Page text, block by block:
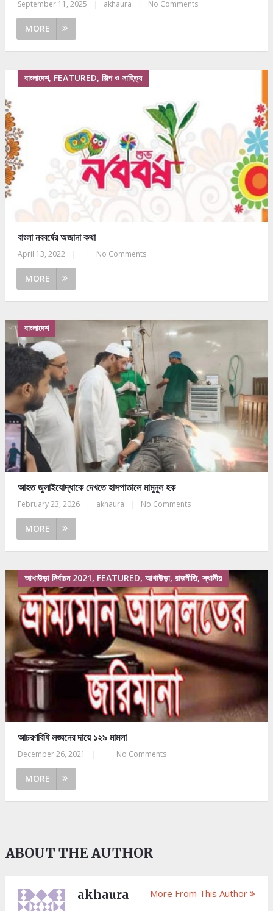
September 11, 2025 akhaura No Comments
MORE
বাংলাদেশ, FEATURED, শিল্প ও সাহিত্য
বাংলা নববর্ষের অজানা কথা
April 13, 2022 No Comments
MORE
বাংলাদেশ
আহত জুলাইযোদ্ধাকে দেখতে হাসপাতালে মামুনুল হক
February 23, 2026 akhaura No Comments
MORE
আখাউড়া নির্বাচন 2021, FEATURED, আখাউড়া, রাজনীতি, স্থানীয়
আচরণবিধি লঙ্ঘনের দায়ে ১২৯ মামলা
December 26, 2021 No Comments
MORE
ABOUT THE AUTHOR
akhaura More From This Author